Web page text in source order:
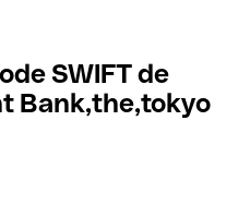
SWIFT de
Bank,the,tokyo